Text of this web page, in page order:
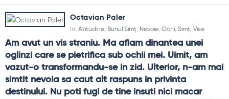
Octavian Paler
In: Atitudine, Bunul Simț, Nevoie, Ochi, Simț, Vise
Am avut un vis straniu. Ma aflam dinantea unei
oglinzi care se pietrifica sub ochii mei. Uimit, am
vazut-o transformandu-se in zid. Ulterior, n-am mai
simtit nevoia sa caut alt raspuns in privinta
destinului. Nu poti fugi de tine insuti nici macar